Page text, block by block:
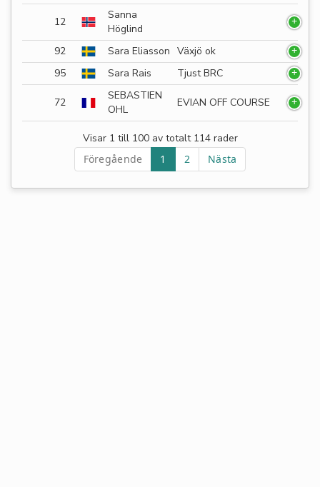
12
Sanna
Höglind
92
Sara Eliasson Växjö ok
95
Sara Rais Tjust BRC
72
SEBASTIEN
OHL
EVIAN OFF COURSE
Visar 1 till 100 av totalt 114 rader
Föregående
1 2 Nästa